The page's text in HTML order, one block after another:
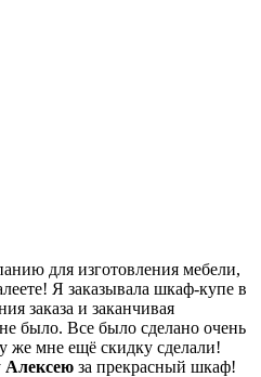
для изготовления мебели,
Я заказывала шкаф-купе в
заказа и заканчивая
было. Все было сделано очень
же мне ещё скидку сделали!
Алексею за прекрасный шкаф!